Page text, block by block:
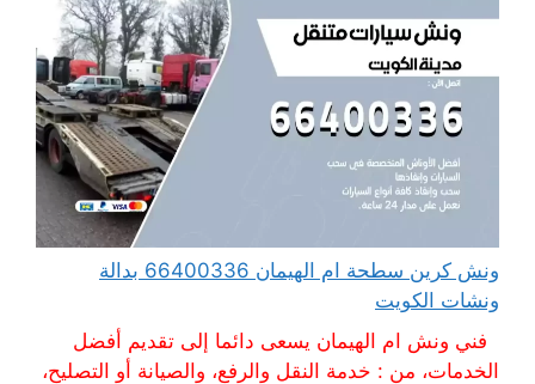
ونش كرين سطحة ام الهيمان 66400336 بدالة
ونشات الكويت
فني ونش ام الهيمان يسعى دائما إلى تقديم أفضل
الخدمات، من : خدمة النقل والرفع، والصيانة أو التصليح،